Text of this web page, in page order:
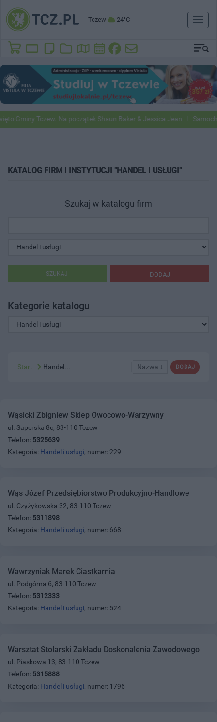
Tczew 24°C
Toggle
Gminy Tczew. Na początek Shaun Baker & Jessica Jean
KATALOG FIRM I INSTYTUCJI "HANDEL I USŁUGI"
Szukaj w katalogu firm
DODAJ
SZUKAJ
Kategorie katalogu
DODAJ
Nazwa ↓
Start Handel...
Wąsicki Zbigniew Sklep Owocowo-Warzywny
ul. Saperska 8c, 83-110 Tczew
Telefon: 5325639
Kategoria: Handel i usługi, numer: 229
Wąs Józef Przedsiębiorstwo Produkcyjno-Handlowe
ul. Czyżykowska 32, 83-110 Tczew
Telefon: 5311898
Kategoria: Handel i usługi, numer: 668
Wawrzyniak Marek Ciastkarnia
ul. Podgórna 6, 83-110 Tczew
Telefon: 5312333
Kategoria: Handel i usługi, numer: 524
Warsztat Stolarski Zakładu Doskonalenia Zawodowego
ul. Piaskowa 13, 83-110 Tczew
Telefon: 5315888
Kategoria: Handel i usługi, numer: 1796